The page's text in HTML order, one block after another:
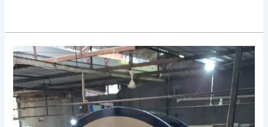
Proses
Pembuatan
Huruf
Timbul:
Dari
Desain